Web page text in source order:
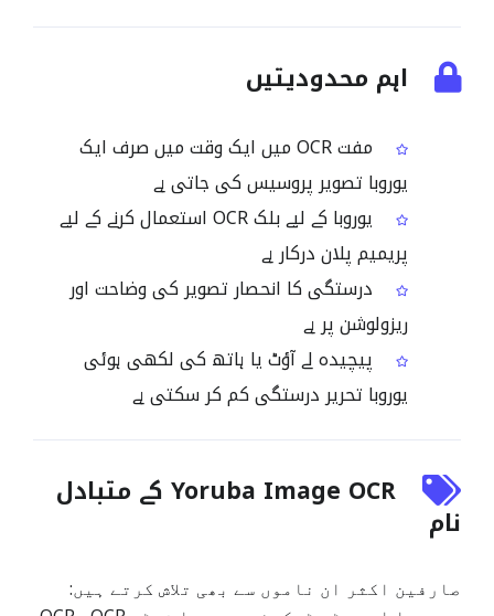
اہم محدودیتیں
مفت OCR میں ایک وقت میں صرف ایک
یوروبا تصویر پروسیس کی جاتی ہے
یوروبا کے لیے بلک OCR استعمال کرنے کے لیے
پریمیم پلان درکار ہے
درستگی کا انحصار تصویر کی وضاحت اور
ریزولوشن پر ہے
پیچیدہ لے آؤٹ یا ہاتھ کی لکھی ہوئی
یوروبا تحریر درستگی کم کر سکتی ہے
Yoruba Image OCR کے متبادل
نام
صارفین اکثر ان ناموں سے بھی تلاش کرتے ہیں: